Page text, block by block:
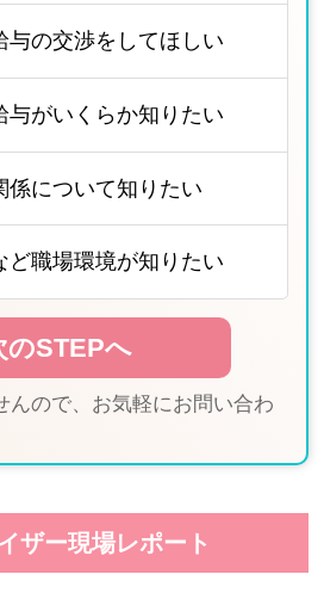
与の交渉をしてほしい
与がいくらか知りたい
係について知りたい
ど職場環境が知りたい
ので、お気軽にお問い合わ
ザー現場レポート